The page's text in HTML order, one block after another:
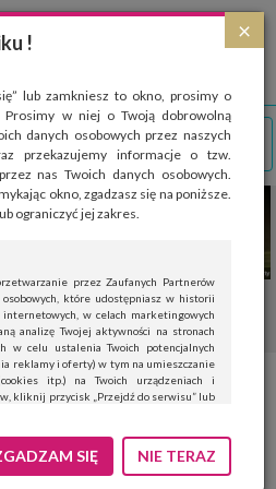
×
!
lub zamkniesz to okno, prosimy o
w niej o Twoją dobrowolną
danych osobowych przez naszych
przekazujemy informacje o tzw.
nas Twoich danych osobowych.
okno, zgadzasz się na poniższe.
ograniczyć jej zakres.
przez Zaufanych Partnerów
osobowych, które udostępniasz w historii
w celach marketingowych
analizę Twojej aktywności na stronach
w celu ustalenia Twoich potencjalnych
reklamy i oferty) w tym na umieszczanie
itp.) na Twoich urządzeniach i
kliknij przycisk „Przejdź do serwisu” lub
kliknij „Nie teraz”.
Możesz edytować zakres zgody, w tym
SIĘ NIE TERAZ
służą głównie do celów statystycznych.
zezwalasz na zapisanie ich w pamięci
w Unii